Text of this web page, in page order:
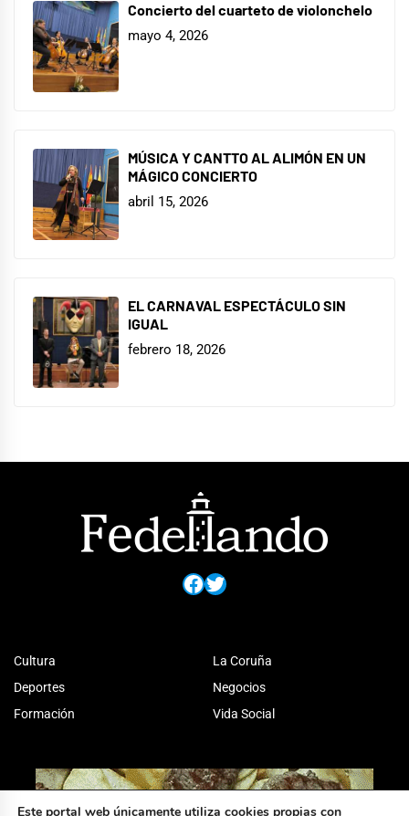
Concierto del cuarteto de violonchelo
mayo 4, 2026
MÚSICA Y CANTTO AL ALIMÓN EN UN
MÁGICO CONCIERTO
abril 15, 2026
EL CARNAVAL ESPECTÁCULO SIN
IGUAL
febrero 18, 2026
Facebook
Twitter
Cultura
Deportes
Formación
La Coruña
Negocios
Vida Social
Este portal web únicamente utiliza cookies propias con